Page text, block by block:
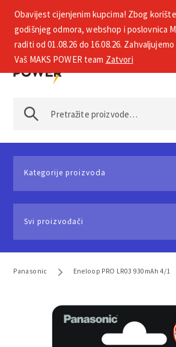
+385 1 2002 575
Kategorije proizvoda
Svi proizvođači
Panasonic Eneloop PRO LR03 930mAh 4/1
Obavijest cijenjenim kupcima! Zbog
godišnjeg odmora, webshop i poslovnica
raditi od 01.08.26 do 16.08.26.
Vaš MAKS POWER team Zatvori